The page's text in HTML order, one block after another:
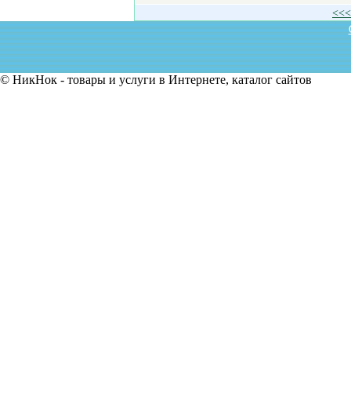
<<<
© НикНок - товары и услуги в Интернете, каталог сайтов